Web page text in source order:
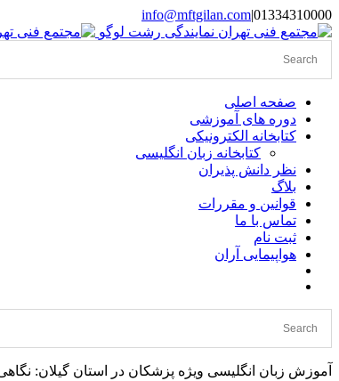
Skip
to
content
01334310000
|
info@mftgilan.com
Instagram
LinkedIn
صفحه اصلی
دوره های آموزشی
کتابخانه الکترونیکی
کتابخانه زبان انگلیسی
نظر دانش پذیران
بلاگ
قوانین و مقررات
تماس با ما
ثبت نام
هواپیمایی آران
آموزش زبان انگلیسی ویژه پزشکان در استان گیلان: